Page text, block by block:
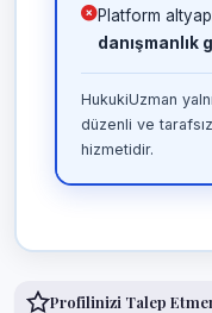
Platform
danışmanlık
HukukiUzman
düzenli ve
hizmetidir.
Profilinizi Talep